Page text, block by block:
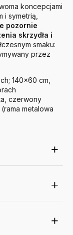
koncepcjami
i symetrią,
pozornie
skrzydła i
smaku:
przez
140x60 cm,
czerwony
metalowa